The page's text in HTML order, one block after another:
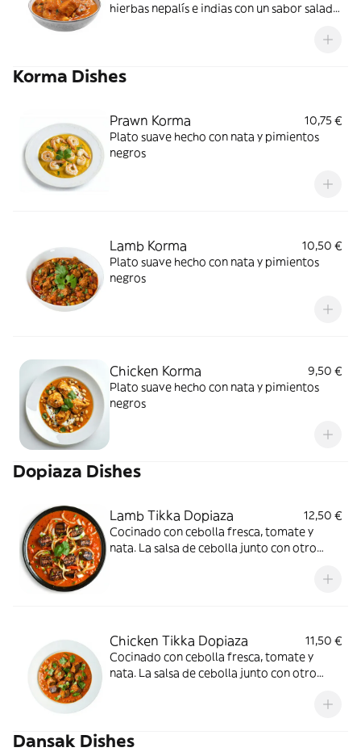
hierbas nepalís e indias con un sabor salado
Korma Dishes
Prawn Korma
10,75 €
Plato suave hecho con nata y pimientos
negros
Lamb Korma
10,50 €
Plato suave hecho con nata y pimientos
negros
Chicken Korma
9,50 €
Plato suave hecho con nata y pimientos
negros
Dopiaza Dishes
Lamb Tikka Dopiaza
12,50 €
Cocinado con cebolla fresca, tomate y
nata. La salsa de cebolla junto con otro
Chicken Tikka Dopiaza
11,50 €
Cocinado con cebolla fresca, tomate y
nata. La salsa de cebolla junto con otro
Dansak Dishes